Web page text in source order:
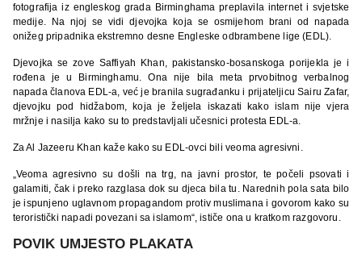
fotografija iz engleskog grada Birminghama preplavila internet i svjetske
medije. Na njoj se vidi djevojka koja se osmijehom brani od napada
onižeg pripadnika ekstremno desne Engleske odbrambene lige (EDL).
Djevojka se zove Saffiyah Khan, pakistansko-bosanskoga porijekla je i
rođena je u Birminghamu. Ona nije bila meta prvobitnog verbalnog
napada članova EDL-a, već je branila sugrađanku i prijateljicu Sairu Zafar,
djevojku pod hidžabom, koja je željela iskazati kako islam nije vjera
mržnje i nasilja kako su to predstavljali učesnici protesta EDL-a.
Za Al Jazeeru Khan kaže kako su EDL-ovci bili veoma agresivni.
„Veoma agresivno su došli na trg, na javni prostor, te počeli psovati i
galamiti, čak i preko razglasa dok su djeca bila tu. Narednih pola sata bilo
je ispunjeno uglavnom propagandom protiv muslimana i govorom kako su
teroristički napadi povezani sa islamom“, ističe ona u kratkom razgovoru.
POVIK UMJESTO PLAKATA